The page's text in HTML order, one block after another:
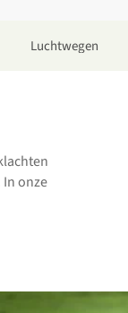
Luchtwegen
onze